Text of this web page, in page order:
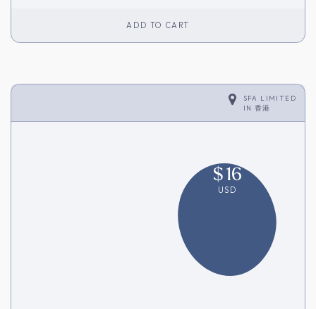
ADD TO CART
SFA LIMITED
IN 香港
$16
USD